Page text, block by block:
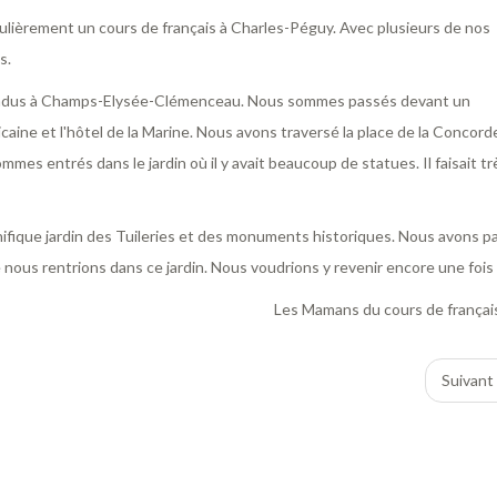
un cours de français à Charles-Péguy. Avec plusieurs de nos
à Champs-Elysée-Clémenceau. Nous sommes passés devant un
et l'hôtel de la Marine. Nous avons traversé la place de la
entrés dans le jardin où il y avait beaucoup de statues. Il faisait
jardin des Tuileries et des monuments historiques. Nous avons
rentrions dans ce jardin. Nous voudrions y revenir encore une fois
Les Mamans du cours de
Suivant